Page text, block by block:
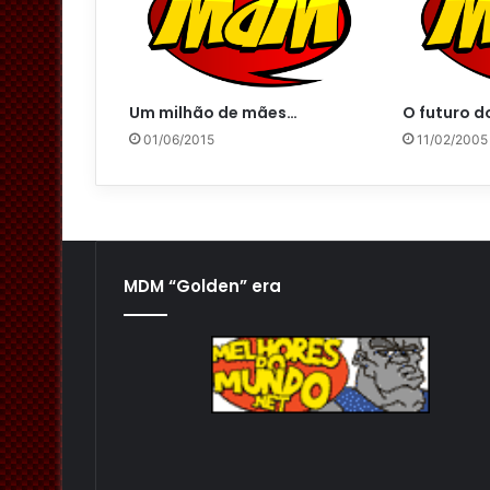
Um milhão de mães…
01/06/2015
O futuro
11/02/2005
MDM “Golden” era